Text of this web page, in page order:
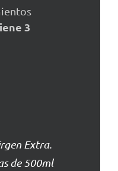
3
Extra.
de 500ml